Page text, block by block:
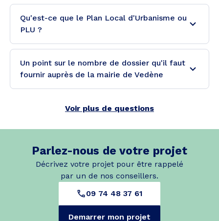
Qu'est-ce que le Plan Local d'Urbanisme ou
PLU ?
Un point sur le nombre de dossier qu'il faut
fournir auprès de la mairie de Vedène
Voir plus de questions
Parlez-nous de votre projet
Décrivez votre projet pour être rappelé
par un de nos conseillers.
09 74 48 37 61
Demarrer mon projet